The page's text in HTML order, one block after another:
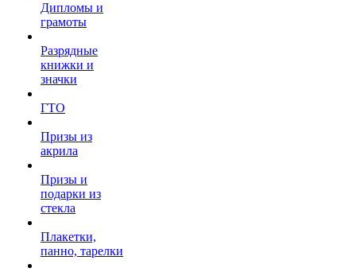
Дипломы и
грамоты
Разрядные
книжки и
значки
ГТО
Призы из
акрила
Призы и
подарки из
стекла
Плакетки,
панно, тарелки